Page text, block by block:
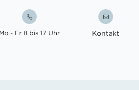
Mo - Fr 8 bis 17 Uhr Kontakt